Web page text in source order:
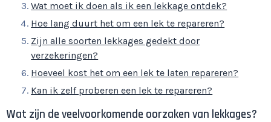
Wat moet ik doen als ik een lekkage ontdek?
Hoe lang duurt het om een lek te repareren?
Zijn alle soorten lekkages gedekt door
verzekeringen?
Hoeveel kost het om een lek te laten repareren?
Kan ik zelf proberen een lek te repareren?
Wat zijn de veelvoorkomende oorzaken van lekkages?